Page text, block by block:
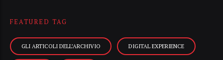
FEATURED TAG
GLI ARTICOLI DELL’ARCHIVIO DIGITAL EXPERIENCE